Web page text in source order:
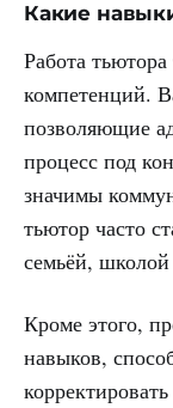
Какие
Работа тьютора
компетенций.
позволяющие
процесс под
значимы
тьютор часто
семьёй,
Кроме этого,
навыков,